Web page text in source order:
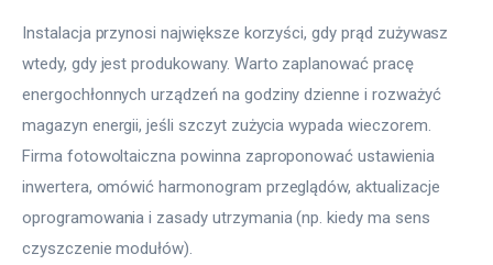
Instalacja przynosi największe korzyści, gdy prąd zużywasz
wtedy, gdy jest produkowany. Warto zaplanować pracę
energochłonnych urządzeń na godziny dzienne i rozważyć
magazyn energii, jeśli szczyt zużycia wypada wieczorem.
Firma fotowoltaiczna powinna zaproponować ustawienia
inwertera, omówić harmonogram przeglądów, aktualizacje
oprogramowania i zasady utrzymania (np. kiedy ma sens
czyszczenie modułów).